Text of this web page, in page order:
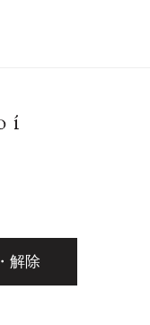
解除